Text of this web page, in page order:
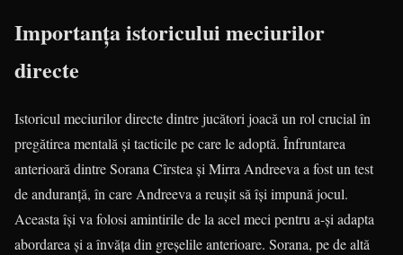
Importanța istoricului meciurilor
directe
Istoricul meciurilor directe dintre jucători joacă un rol crucial în
pregătirea mentală și tacticile pe care le adoptă. Înfruntarea
anterioară dintre Sorana Cîrstea și Mirra Andreeva a fost un test
de anduranță, în care Andreeva a reușit să își impună jocul.
Aceasta își va folosi amintirile de la acel meci pentru a-și adapta
abordarea și a învăța din greșelile anterioare. Sorana, pe de altă